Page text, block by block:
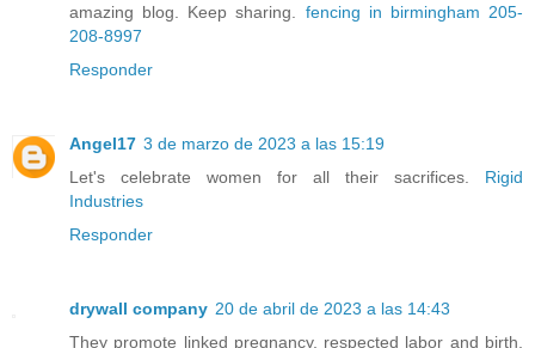
amazing blog. Keep sharing. fencing in birmingham 205-
208-8997
Responder
Angel17 3 de marzo de 2023 a las 15:19
Let's celebrate women for all their sacrifices. Rigid
Industries
Responder
drywall company 20 de abril de 2023 a las 14:43
They promote linked pregnancy, respected labor and birth,